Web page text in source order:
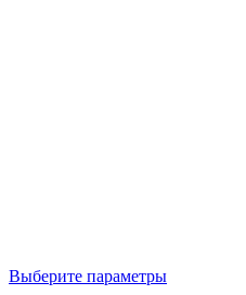
Выберите параметры